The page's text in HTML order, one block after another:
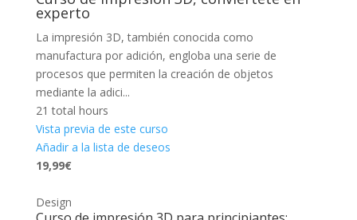
experto
La impresión 3D, también conocida como
manufactura por adición, engloba una serie de
procesos que permiten la creación de objetos
mediante la adici...
21 total hours
Vista previa de este curso
Añadir a la lista de deseos
19,99€
Design